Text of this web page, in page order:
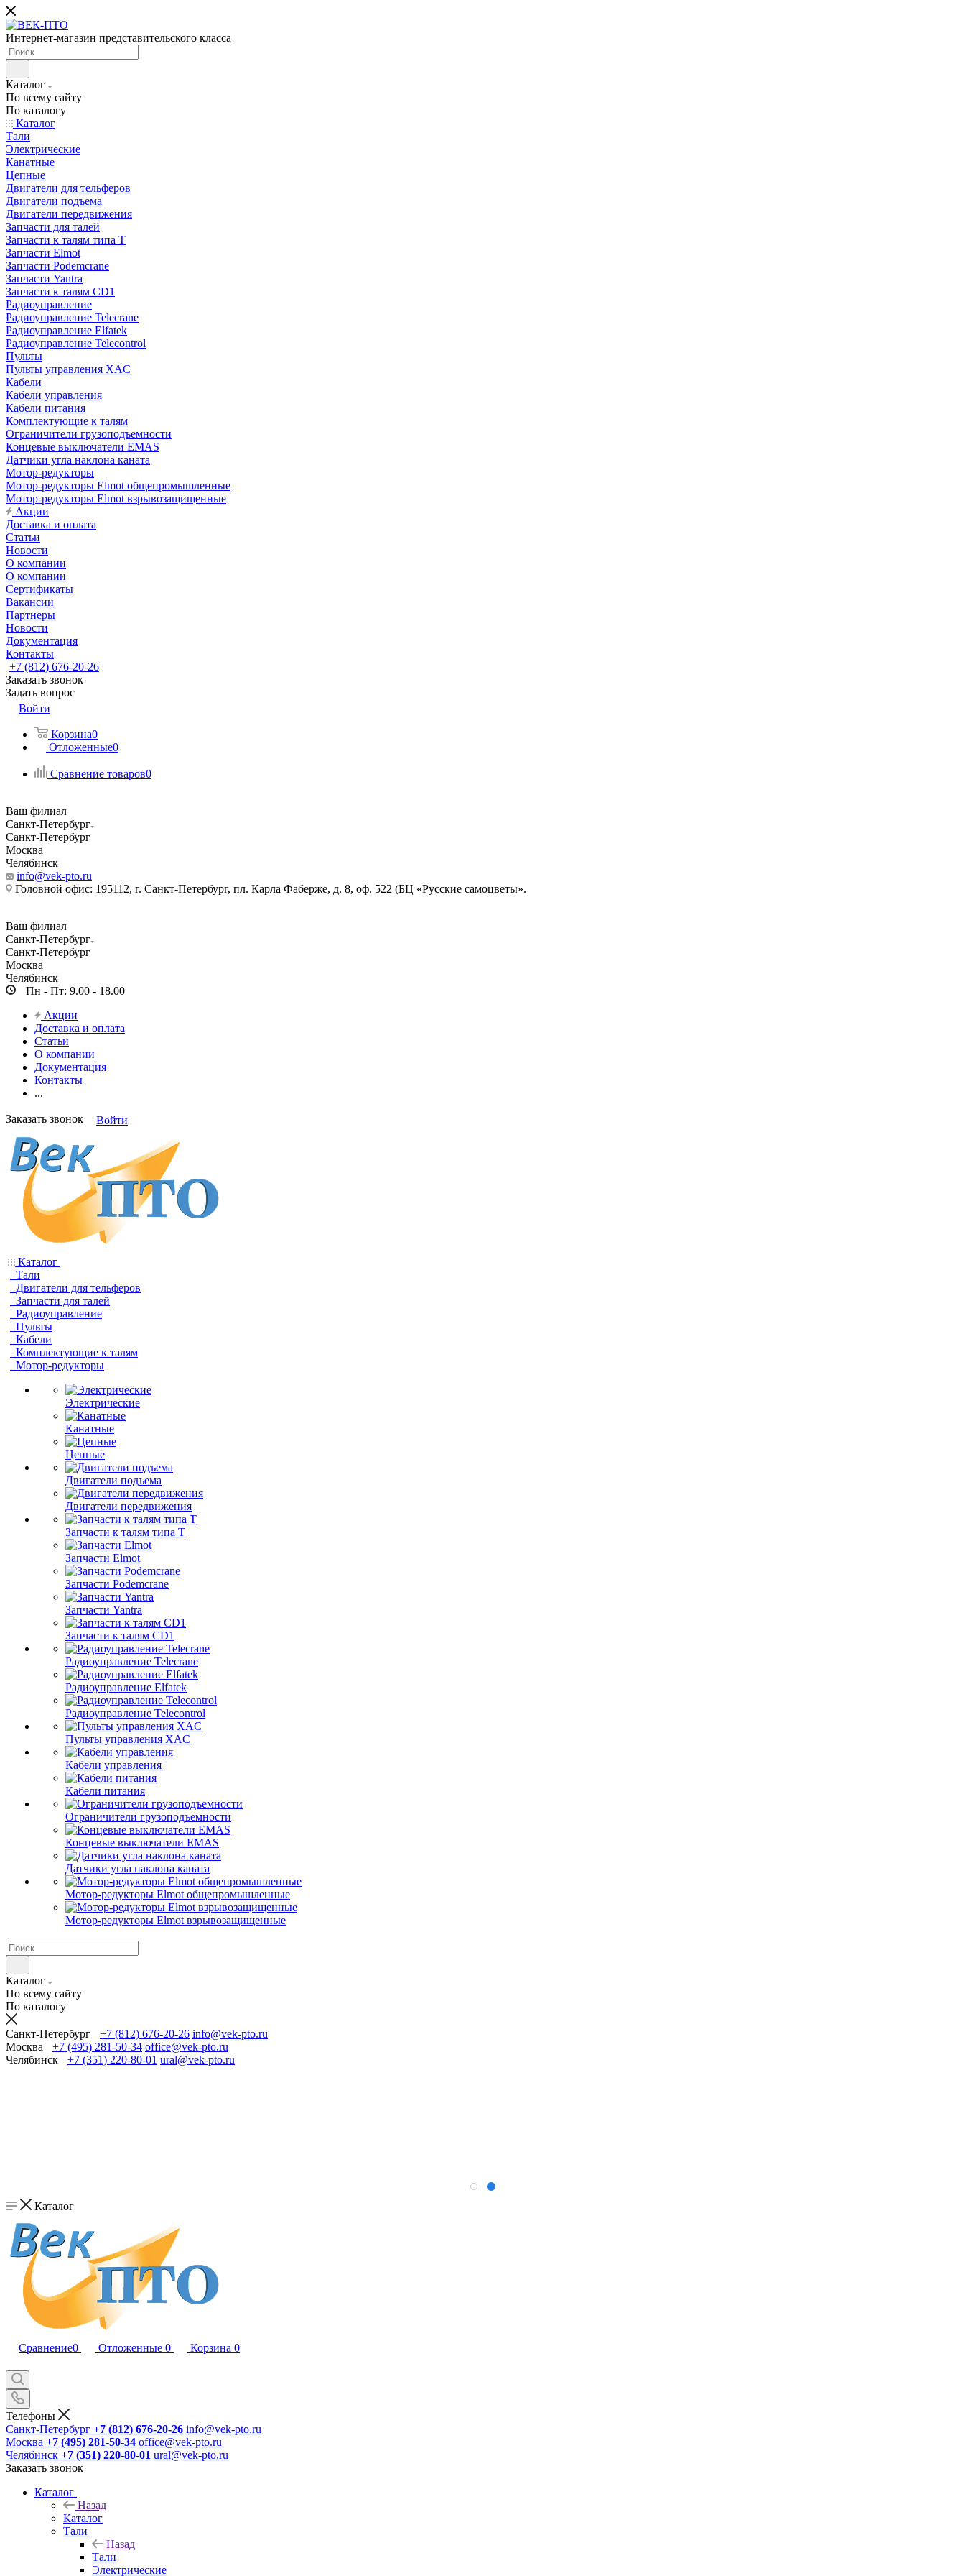
Интернет-магазин представительского класса
Каталог
По всему сайту
По каталогу
Каталог
Тали
Электрические
Канатные
Цепные
Двигатели для тельферов
Двигатели подъема
Двигатели передвижения
Запчасти для талей
Запчасти к талям типа Т
Запчасти Elmot
Запчасти Podemcrane
Запчасти Yantra
Запчасти к талям CD1
Радиоуправление
Радиоуправление Telecrane
Радиоуправление Elfatek
Радиоуправление Telecontrol
Пульты
Пульты управления XAC
Кабели
Кабели управления
Кабели питания
Комплектующие к талям
Ограничители грузоподъемности
Концевые выключатели EMAS
Датчики угла наклона каната
Мотор-редукторы
Мотор-редукторы Elmot общепромышленные
Мотор-редукторы Elmot взрывозащищенные
Акции
Доставка и оплата
Статьи
Новости
О компании
О компании
Сертификаты
Вакансии
Партнеры
Новости
Документация
Контакты
+7 (812) 676-20-26
Заказать звонок
Задать вопрос
Войти
Корзина0
Отложенные0
Сравнение товаров0
Ваш филиал
Санкт-Петербург
Санкт-Петербург
Москва
Челябинск
info@vek-pto.ru
Головной офис: 195112, г. Санкт-Петербург, пл. Карла Фаберже, д. 8, оф. 522 (БЦ «Русские самоцветы».
Ваш филиал
Санкт-Петербург
Санкт-Петербург
Москва
Челябинск
Пн - Пт: 9.00 - 18.00
Акции
Доставка и оплата
Статьи
О компании
Документация
Контакты
...
Заказать звонок Войти
Каталог
Тали
Двигатели для тельферов
Запчасти для талей
Радиоуправление
Пульты
Кабели
Комплектующие к талям
Мотор-редукторы
Электрические
Канатные
Цепные
Двигатели подъема
Двигатели передвижения
Запчасти к талям типа Т
Запчасти Elmot
Запчасти Podemcrane
Запчасти Yantra
Запчасти к талям CD1
Радиоуправление Telecrane
Радиоуправление Elfatek
Радиоуправление Telecontrol
Пульты управления XAC
Кабели управления
Кабели питания
Ограничители грузоподъемности
Концевые выключатели EMAS
Датчики угла наклона каната
Мотор-редукторы Elmot общепромышленные
Мотор-редукторы Elmot взрывозащищенные
Каталог
По всему сайту
По каталогу
Санкт-Петербург +7 (812) 676-20-26 info@vek-pto.ru
Москва
+7 (495) 281-50-34 office@vek-pto.ru
Челябинск
+7 (351) 220-80-01 ural@vek-pto.ru
Каталог
Сравнение0 Отложенные 0 Корзина 0
Телефоны
Санкт-Петербург +7 (812) 676-20-26 info@vek-pto.ru
Москва +7 (495) 281-50-34 office@vek-pto.ru
Челябинск +7 (351) 220-80-01 ural@vek-pto.ru
Заказать звонок
Каталог
Назад
Каталог
Тали
Назад
Тали
Электрические